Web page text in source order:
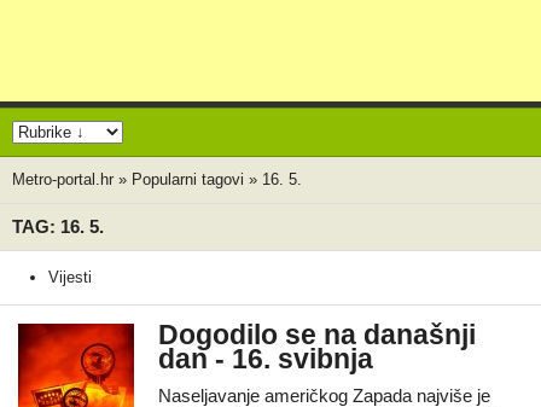
Metro-portal.hr » Popularni tagovi » 16. 5.
TAG: 16. 5.
Vijesti
Dogodilo se na današnji
dan - 16. svibnja
Naseljavanje američkog Zapada najviše je